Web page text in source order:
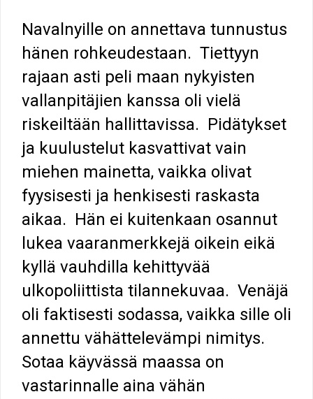
Navalnyille on annettava tunnustus
hänen rohkeudestaan. Tiettyyn
rajaan asti peli maan nykyisten
vallanpitäjien kanssa oli vielä
riskeiltään hallittavissa. Pidätykset
ja kuulustelut kasvattivat vain
miehen mainetta, vaikka olivat
fyysisesti ja henkisesti raskasta
aikaa. Hän ei kuitenkaan osannut
lukea vaaranmerkkejä oikein eikä
kyllä vauhdilla kehittyvää
ulkopoliittista tilannekuvaa. Venäjä
oli faktisesti sodassa, vaikka sille oli
annettu vähättelevämpi nimitys.
Sotaa käyvässä maassa on
vastarinnalle aina vähän